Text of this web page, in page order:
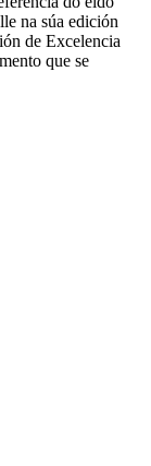
na súa edición
de Excelencia
que se